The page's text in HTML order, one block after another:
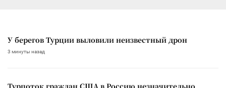
У берегов Турции выловили неизвестный дрон
3 минуты назад
Турпоток граждан США в Россию незначительно